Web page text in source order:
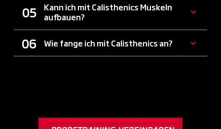
Kann ich mit Calisthenics Muskeln
aufbauen?
Wie fange ich mit Calisthenics an?